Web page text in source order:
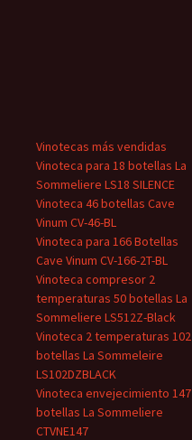
Vinotecas más vendidas
Vinoteca para 18 botellas La
Sommeliere LS18 SILENCE
Vinoteca 46 botellas Cave
Vinum CV-46-BL
Vinoteca para 166 Botellas
Cave Vinum CV-166-2T-BL
Vinoteca compresor 2
temperaturas 50 botellas La
Sommeliere LS512Z-Black
Vinoteca 2 temperaturas 102
botellas La Sommeleire
LS102DZBLACK
Vinoteca envejecimiento 147
botellas La Sommeliere
CTVNE147